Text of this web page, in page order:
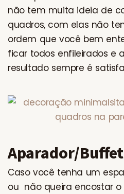
não tem muita ideia de
quadros, com elas não
ordem que você bem
ficar todos enfileirados e
resultado sempre é
Aparador/Buffet
Caso você tenha um
ou não queira encostar